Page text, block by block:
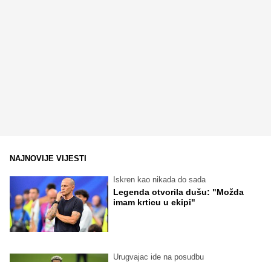
NAJNOVIJE VIJESTI
Iskren kao nikada do sada
Legenda otvorila dušu: "Možda
imam krticu u ekipi"
Urugvajac ide na posudbu